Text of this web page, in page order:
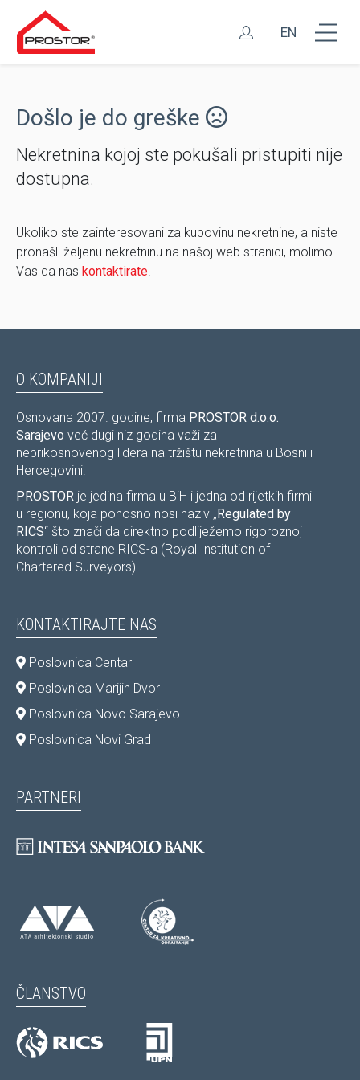
EN
Došlo je do greške
Nekretnina kojoj ste pokušali pristupiti nije
dostupna.
Ukoliko ste zainteresovani za kupovinu nekretnine, a niste
pronašli željenu nekretninu na našoj web stranici, molimo
Vas da nas kontaktirate.
O KOMPANIJI
Osnovana 2007. godine, firma PROSTOR d.o.o.
Sarajevo već dugi niz godina važi za
neprikosnovenog lidera na tržištu nekretnina u Bosni i
Hercegovini.
PROSTOR je jedina firma u BiH i jedna od rijetkih firmi
u regionu, koja ponosno nosi naziv „Regulated by
RICS“ što znači da direktno podliježemo rigoroznoj
kontroli od strane RICS-a (Royal Institution of
Chartered Surveyors).
KONTAKTIRAJTE NAS
Poslovnica Centar
Poslovnica Marijin Dvor
Poslovnica Novo Sarajevo
Poslovnica Novi Grad
PARTNERI
ČLANSTVO